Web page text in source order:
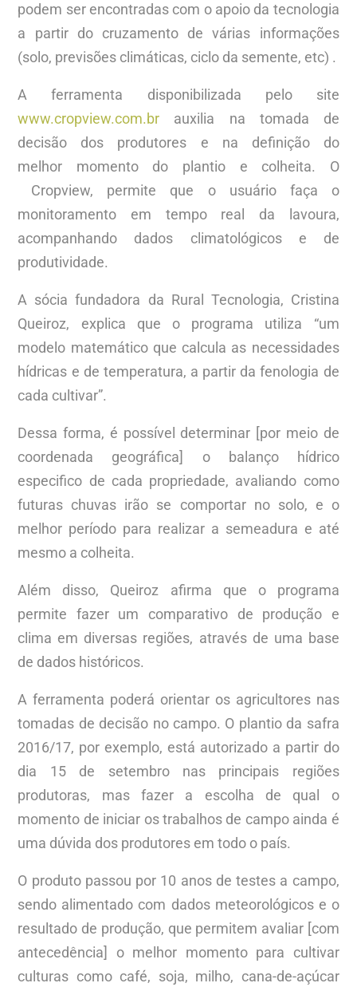
podem ser encontradas com o apoio da tecnologia
a partir do cruzamento de várias informações
(solo, previsões climáticas, ciclo da semente, etc) .
A ferramenta disponibilizada pelo site
www.cropview.com.br auxilia na tomada de
decisão dos produtores e na definição do
melhor momento do plantio e colheita. O
Cropview, permite que o usuário faça o
monitoramento em tempo real da lavoura,
acompanhando dados climatológicos e de
produtividade.
A sócia fundadora da Rural Tecnologia, Cristina
Queiroz, explica que o programa utiliza “um
modelo matemático que calcula as necessidades
hídricas e de temperatura, a partir da fenologia de
cada cultivar”.
Dessa forma, é possível determinar [por meio de
coordenada geográfica] o balanço hídrico
especifico de cada propriedade, avaliando como
futuras chuvas irão se comportar no solo, e o
melhor período para realizar a semeadura e até
mesmo a colheita.
Além disso, Queiroz afirma que o programa
permite fazer um comparativo de produção e
clima em diversas regiões, através de uma base
de dados históricos.
A ferramenta poderá orientar os agricultores nas
tomadas de decisão no campo. O plantio da safra
2016/17, por exemplo, está autorizado a partir do
dia 15 de setembro nas principais regiões
produtoras, mas fazer a escolha de qual o
momento de iniciar os trabalhos de campo ainda é
uma dúvida dos produtores em todo o país.
O produto passou por 10 anos de testes a campo,
sendo alimentado com dados meteorológicos e o
resultado de produção, que permitem avaliar [com
antecedência] o melhor momento para cultivar
culturas como café, soja, milho, cana-de-açúcar